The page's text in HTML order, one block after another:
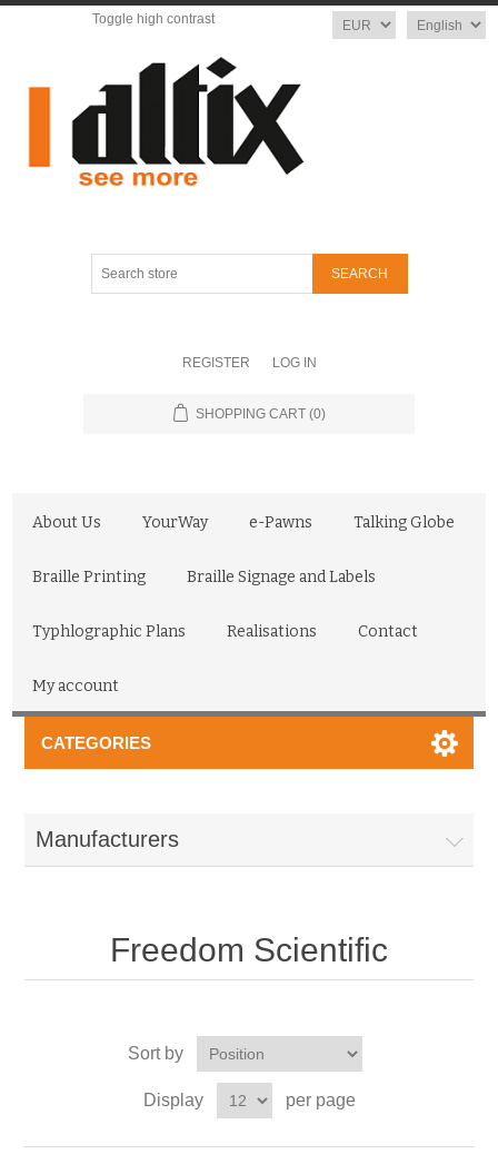
Language
Currency
Toggle high contrast
REGISTER LOG IN
SHOPPING CART (0)
About Us YourWay e-Pawns Talking Globe
Braille Printing Braille Signage and Labels
Typhlographic Plans Realisations Contact
My account
CATEGORIES
Manufacturers
Freedom Scientific
Sort by
Display per page